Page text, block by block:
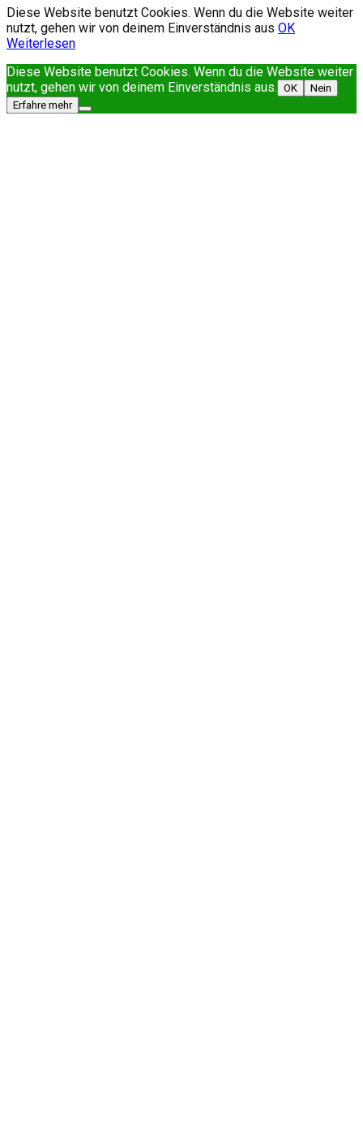
Diese Website benutzt Cookies. Wenn du die Website weiter
nutzt, gehen wir von deinem Einverständnis aus OK
Weiterlesen
Diese Website benutzt Cookies. Wenn du die Website weiter
nutzt, gehen wir von deinem Einverständnis aus. OK
Nein
Erfahre mehr